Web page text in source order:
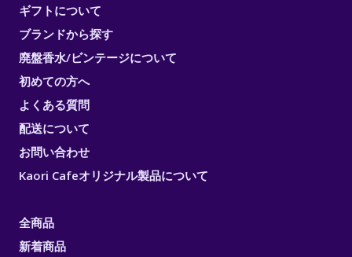
ギフトについて
ブランドから探す
廃盤香水/ビンテージについて
初めての方へ
よくある質問
配送について
お問い合わせ
Kaori Cafeオリジナル製品について
全商品
新着商品